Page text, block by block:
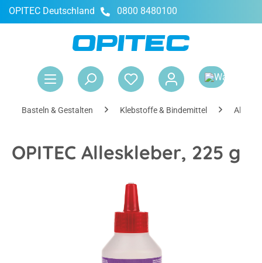
springen
OPITEC Deutschland 0800 8480100
Basteln & Gestalten Klebstoffe & Bindemittel
OPITEC Alleskleber, 225 g